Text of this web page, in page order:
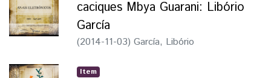
caciques Mbya Guarani: Libório
García
(2014-11-03) García, Libório
Item